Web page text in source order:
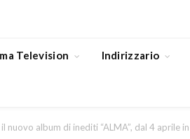
Television Indirizzario
il nuovo album di inediti “ALMA”, dal 4